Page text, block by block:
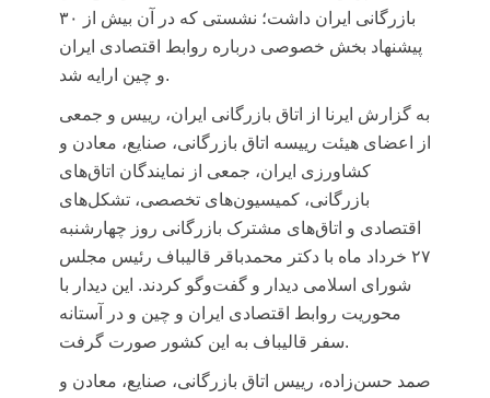
بازرگانی ایران داشت؛ نشستی که در آن بیش از ۳۰
پیشنهاد بخش خصوصی درباره روابط اقتصادی ایران
و چین ارایه شد.
به گزارش ایرنا از اتاق بازرگانی ایران، رییس و جمعی
از اعضای هیئت رییسه اتاق بازرگانی، صنایع، معادن و
کشاورزی ایران، جمعی از نمایندگان اتاق‌های
بازرگانی، کمیسیون‌های تخصصی، تشکل‌های
اقتصادی و اتاق‌های مشترک بازرگانی روز چهارشنبه
۲۷ خرداد ماه با دکتر محمدباقر قالیباف رئیس مجلس
شورای اسلامی دیدار و گفت‌وگو کردند. این دیدار با
محوریت روابط اقتصادی ایران و چین و در آستانه
سفر قالیباف به این کشور صورت گرفت.
صمد حسن‌زاده، رییس اتاق بازرگانی، صنایع، معادن و